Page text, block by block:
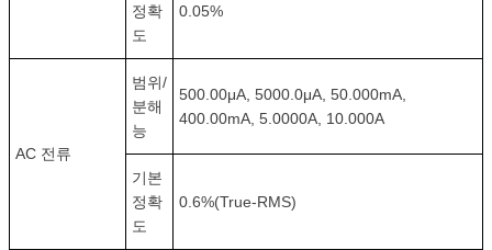
정확
도
0.05%
AC 전류
범위/
분해
능
500.00μA, 5000.0μA, 50.000mA,
400.00mA, 5.0000A, 10.000A
기본
정확
도
0.6%(True-RMS)